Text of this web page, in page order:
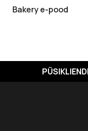
Bakery e-pood